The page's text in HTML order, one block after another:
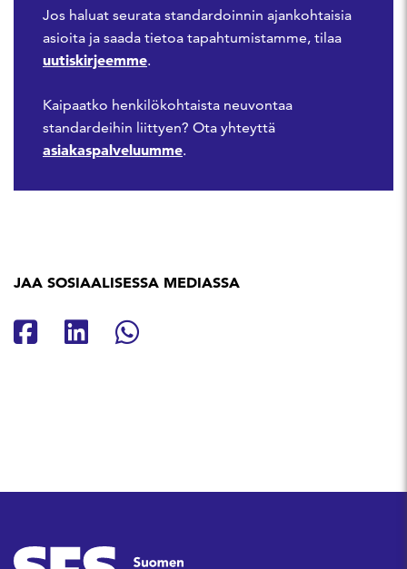
Jos haluat seurata standardoinnin ajankohtaisia
asioita ja saada tietoa tapahtumistamme, tilaa
uutiskirjeemme.
Kaipaatko henkilökohtaista neuvontaa
standardeihin liittyen? Ota yhteyttä
asiakaspalveluumme.
JAA SOSIAALISESSA MEDIASSA
Jaa Facebookissa
Jaa Linkedinissä
Jaa Whatsappissa